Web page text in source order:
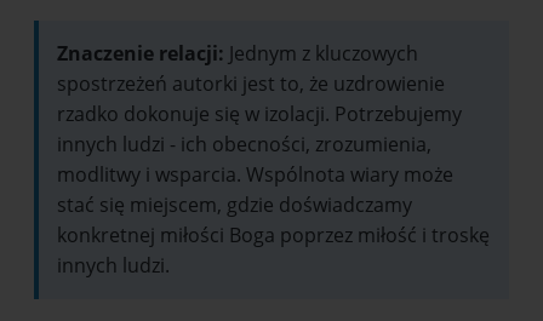
Znaczenie relacji: Jednym z kluczowych
spostrzeżeń autorki jest to, że uzdrowienie
rzadko dokonuje się w izolacji. Potrzebujemy
innych ludzi - ich obecności, zrozumienia,
modlitwy i wsparcia. Wspólnota wiary może
stać się miejscem, gdzie doświadczamy
konkretnej miłości Boga poprzez miłość i troskę
innych ludzi.